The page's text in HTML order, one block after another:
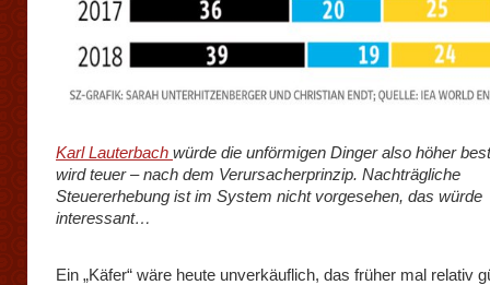
Karl Lauterbach würde die unförmigen Dinger also höher
wird teuer – nach dem Verursacherprinzip. Nachträgliche
Steuererhebung ist im System nicht vorgesehen, das würde
interessant…
Ein „Käfer“ wäre heute unverkäuflich, das früher mal relativ